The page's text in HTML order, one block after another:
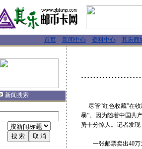
首页 新闻中心 资料中心 其乐商
新闻搜索
尽管“红色收藏”在收
暴”。因为随着中国共
势十分惊人。记者发现
一张邮票卖出40万